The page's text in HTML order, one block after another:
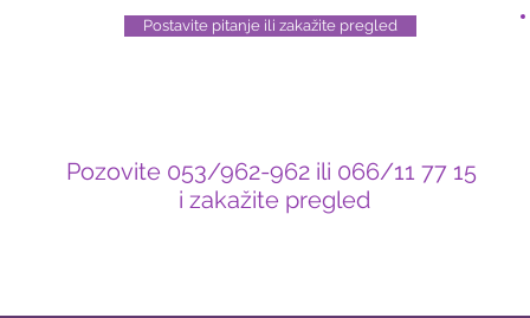
Postavite pitanje ili zakažite pregled
Pozovite 053/962-962 ili 066/11 77 15
i zakažite pregled